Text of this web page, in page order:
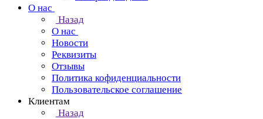
О нас
Назад
О нас
Новости
Реквизиты
Отзывы
Политика кофиденциальности
Пользовательское соглашение
Клиентам
Назад